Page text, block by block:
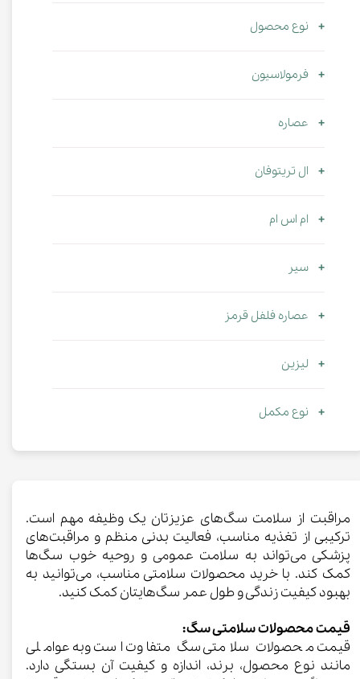
نوع محصول
فرمولاسیون
عصاره
ال تریتوفان
ام اس ام
سیر
عصاره فلفل قرمز
لیزین
نوع مکمل
مراقبت از سلامت سگ‌های عزیزتان یک وظیفه مهم است.
ترکیبی از تغذیه مناسب، فعالیت بدنی منظم و مراقبت‌های
پزشکی می‌تواند به سلامت عمومی و روحیه خوب سگ‌ها
کمک کند. با خرید محصولات سلامتی مناسب، می‌توانید به
بهبود کیفیت زندگی و طول عمر سگ‌هایتان کمک کنید.
قیمت محصولات سلامتی سگ:
قیمت محصولات سلامتی سگ متفاوت است وبه عواملی
مانند نوع محصول، برند، اندازه و کیفیت آن بستگی دارد.